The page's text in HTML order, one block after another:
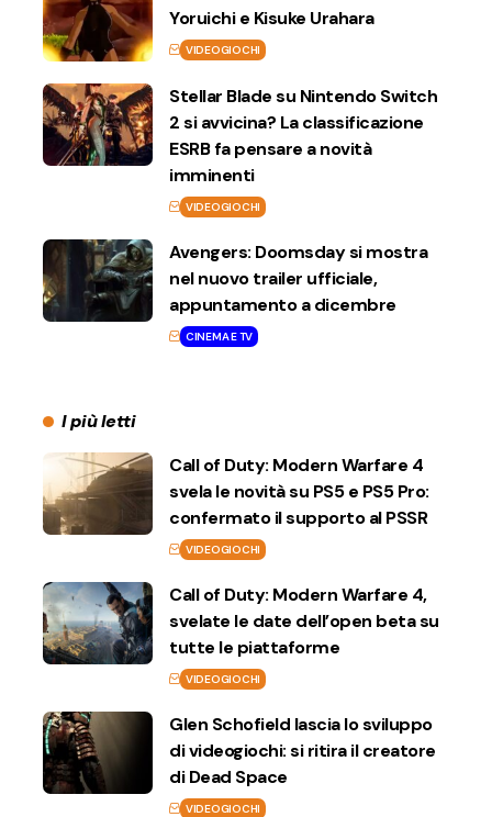
Yoruichi e Kisuke Urahara
VIDEOGIOCHI
Stellar Blade su Nintendo Switch
2 si avvicina? La classificazione
ESRB fa pensare a novità
imminenti
VIDEOGIOCHI
Avengers: Doomsday si mostra
nel nuovo trailer ufficiale,
appuntamento a dicembre
CINEMA E TV
I più letti
Call of Duty: Modern Warfare 4
svela le novità su PS5 e PS5 Pro:
confermato il supporto al PSSR
VIDEOGIOCHI
Call of Duty: Modern Warfare 4,
svelate le date dell’open beta su
tutte le piattaforme
VIDEOGIOCHI
Glen Schofield lascia lo sviluppo
di videogiochi: si ritira il creatore
di Dead Space
VIDEOGIOCHI